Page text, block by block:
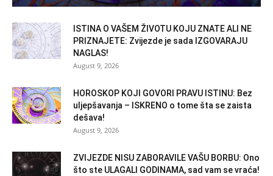
ISTINA O VAŠEM ŽIVOTU KOJU ZNATE ALI NE
PRIZNAJETE: Zvijezde je sada IZGOVARAJU
NAGLAS!
August 9, 2026
HOROSKOP KOJI GOVORI PRAVU ISTINU: Bez
uljepšavanja – ISKRENO o tome šta se zaista
dešava!
August 9, 2026
ZVIJEZDE NISU ZABORAVILE VAŠU BORBU: Ono
što ste ULAGALI GODINAMA, sad vam se vraća!